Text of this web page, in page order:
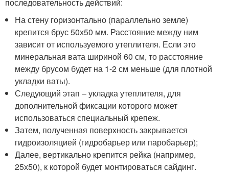
На стену горизонтально (параллельно земле)
крепится брус 50х50 мм. Расстояние между ним
зависит от используемого утеплителя. Если это
минеральная вата шириной 60 см, то расстояние
между брусом будет на 1-2 см меньше (для плотной
укладки ваты).
Следующий этап – укладка утеплителя, для
дополнительной фиксации которого может
использоваться специальный крепеж.
Затем, полученная поверхность закрывается
гидроизоляцией (гидробарьер или паробарьер);
Далее, вертикально крепится рейка (например,
25х50), к которой будет монтироваться сайдинг.